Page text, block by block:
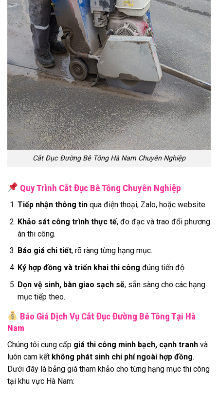
Cắt Đục Đường Bê Tông Hà Nam Chuyên Nghiệp
Quy Trình Cắt Đục Bê Tông Chuyên Nghiệp
Tiếp nhận thông tinqua điện thoại, Zalo, hoặc website.
Khảo sát công trình thực tế, đo đạc và trao đổi phương
án thi công.
Báo giá chi tiết, rõ ràng từng hạng mục.
Ký hợp đồng và triển khai thi công đúng tiến độ.
Dọn vệ sinh, bàn giao sạch sẽ, sẵn sàng cho các hạng
mục tiếp theo.
Báo Giá Dịch Vụ Cắt Đục Đường Bê Tông Tại Hà
Nam
Chúng tôi cung cấp giá thi công minh bạch, cạnh tranh và
luôn cam kết không phát sinh chi phí ngoài hợp đồng.
Dưới đây là bảng giá tham khảo cho từng hạng mục thi công
tại khu vực Hà Nam: